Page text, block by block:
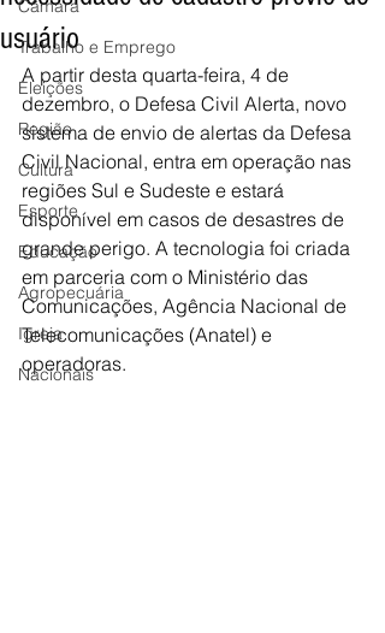
Câmara
Trabalho e Emprego
Eleições
Região
Cultura
Esporte
Educação
Agropecuária
Igreja
Nacionais
usuário
A partir desta quarta-feira, 4 de
dezembro, o Defesa Civil Alerta, novo
sistema de envio de alertas da Defesa
Civil Nacional, entra em operação nas
regiões Sul e Sudeste e estará
disponível em casos de desastres de
grande perigo. A tecnologia foi criada
em parceria com o Ministério das
Comunicações, Agência Nacional de
Telecomunicações (Anatel) e
operadoras.